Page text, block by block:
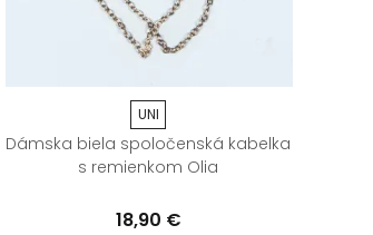
UNI
Dámska biela spoločenská kabelka
s remienkom Olia
18,90 €